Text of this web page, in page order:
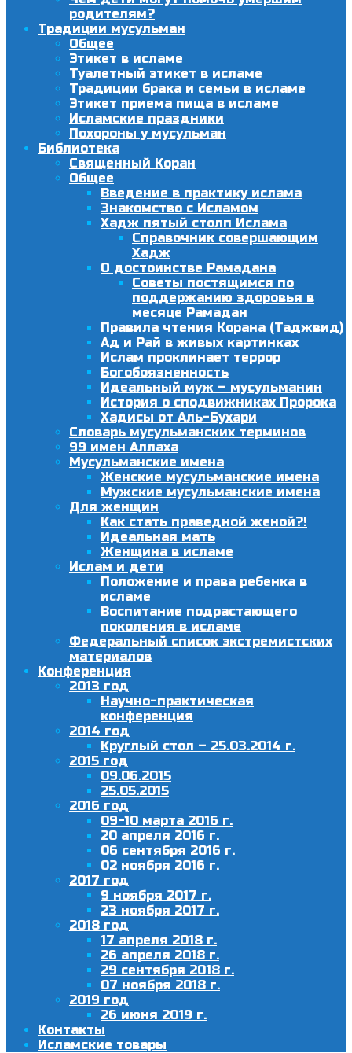
родителям?
Традиции мусульман
Общее
Этикет в исламе
Туалетный этикет в исламе
Традиции брака и семьи в исламе
Этикет приема пища в исламе
Исламские праздники
Похороны у мусульман
Библиотека
Священный Коран
Общее
Введение в практику ислама
Знакомство с Исламом
Хадж пятый столп Ислама
Справочник совершающим
Хадж
О достоинстве Рамадана
Советы постящимся по
поддержанию здоровья в
месяце Рамадан
Правила чтения Корана (Таджвид)
Ад и Рай в живых картинках
Ислам проклинает террор
Богобоязненность
Идеальный муж – мусульманин
История о сподвижниках Пророка
Хадисы от Аль-Бухари
Словарь мусульманских терминов
99 имен Аллаха
Мусульманские имена
Женские мусульманские имена
Мужские мусульманские имена
Для женщин
Как стать праведной женой?!
Идеальная мать
Женщина в исламе
Ислам и дети
Положение и права ребенка в
исламе
Воспитание подрастающего
поколения в исламе
Федеральный список экстремистских
материалов
Конференция
2013 год
Научно-практическая
конференция
2014 год
Круглый стол – 25.03.2014 г.
2015 год
09.06.2015
25.05.2015
2016 год
09-10 марта 2016 г.
20 апреля 2016 г.
06 сентября 2016 г.
02 ноября 2016 г.
2017 год
9 ноября 2017 г.
23 ноября 2017 г.
2018 год
17 апреля 2018 г.
26 апреля 2018 г.
29 сентября 2018 г.
07 ноября 2018 г.
2019 год
26 июня 2019 г.
Контакты
Исламские товары